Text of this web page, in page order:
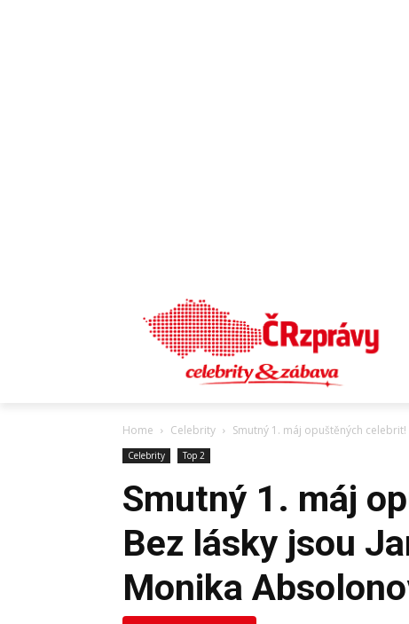
Home Celebrity Smutný 1. máj opuštěných
Celebrity Top 2
Smutný 1. máj
Bez lásky jsou
Monika